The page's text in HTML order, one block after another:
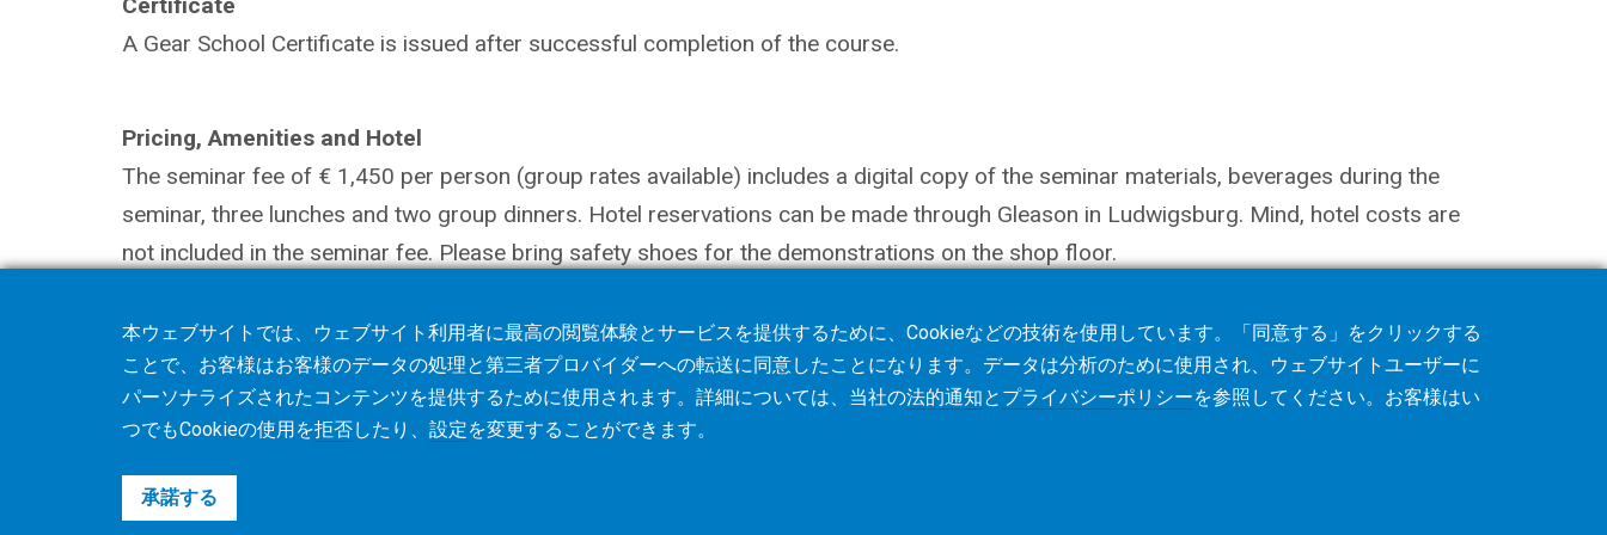
A Gear School Certificate is issued after successful completion of the course.
Pricing, Amenities and Hotel
The seminar fee of € 1,450 per person (group rates available) includes a digital copy of the seminar materials, beverages during the
seminar, three lunches and two group dinners. Hotel reservations can be made through Gleason in Ludwigsburg. Mind, hotel costs are
not included in the seminar fee. Please bring safety shoes for the demonstrations on the shop floor.
©2026 Gleason Corporation
本ウェブサイトでは、ウェブサイト利用者に最高の閲覧体験とサービスを提供するために、Cookieなどの技術を使用しています。「同意する」をクリックする
ことで、お客様はお客様のデータの処理と第三者プロバイダーへの転送に同意したことになります。データは分析のために使用され、ウェブサイトユーザーに
パーソナライズされたコンテンツを提供するために使用されます。詳細については、当社の法的通知と プライバシーポリシーを参照してください。お客様はい
つでもCookieの使用を拒否したり、 設定を変更することができます。
承諾する